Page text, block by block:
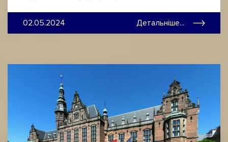
02.05.2024 Детальніше...